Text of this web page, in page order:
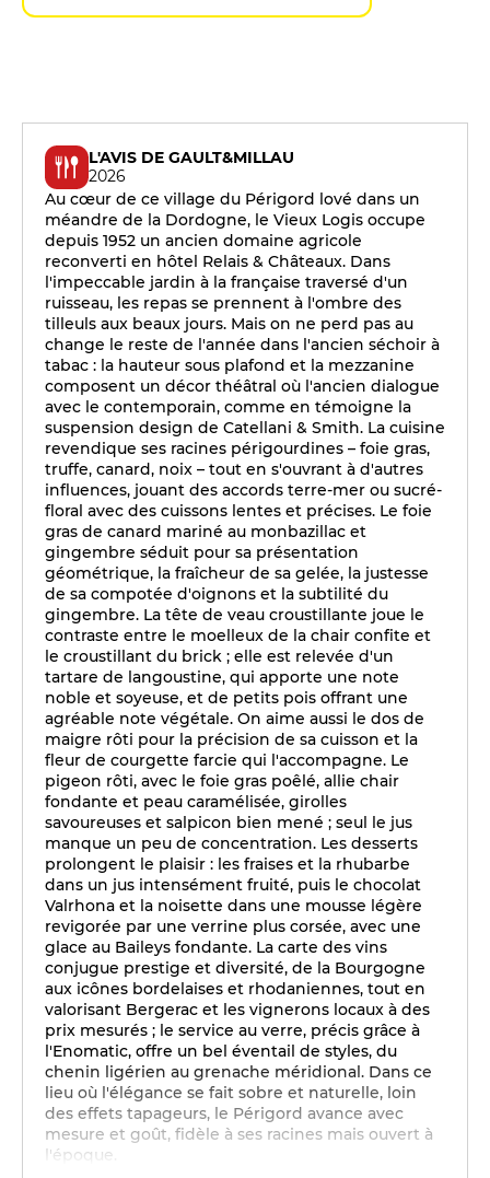
L'AVIS DE GAULT&MILLAU
2026
Au cœur de ce village du Périgord lové dans un
méandre de la Dordogne, le Vieux Logis occupe
depuis 1952 un ancien domaine agricole
reconverti en hôtel Relais & Châteaux. Dans
l'impeccable jardin à la française traversé d'un
ruisseau, les repas se prennent à l'ombre des
tilleuls aux beaux jours. Mais on ne perd pas au
change le reste de l'année dans l'ancien séchoir à
tabac : la hauteur sous plafond et la mezzanine
composent un décor théâtral où l'ancien dialogue
avec le contemporain, comme en témoigne la
suspension design de Catellani & Smith. La cuisine
revendique ses racines périgourdines – foie gras,
truffe, canard, noix – tout en s'ouvrant à d'autres
influences, jouant des accords terre-mer ou sucré-
floral avec des cuissons lentes et précises. Le foie
gras de canard mariné au monbazillac et
gingembre séduit pour sa présentation
géométrique, la fraîcheur de sa gelée, la justesse
de sa compotée d'oignons et la subtilité du
gingembre. La tête de veau croustillante joue le
contraste entre le moelleux de la chair confite et
le croustillant du brick ; elle est relevée d'un
tartare de langoustine, qui apporte une note
noble et soyeuse, et de petits pois offrant une
agréable note végétale. On aime aussi le dos de
maigre rôti pour la précision de sa cuisson et la
fleur de courgette farcie qui l'accompagne. Le
pigeon rôti, avec le foie gras poêlé, allie chair
fondante et peau caramélisée, girolles
savoureuses et salpicon bien mené ; seul le jus
manque un peu de concentration. Les desserts
prolongent le plaisir : les fraises et la rhubarbe
dans un jus intensément fruité, puis le chocolat
Valrhona et la noisette dans une mousse légère
revigorée par une verrine plus corsée, avec une
glace au Baileys fondante. La carte des vins
conjugue prestige et diversité, de la Bourgogne
aux icônes bordelaises et rhodaniennes, tout en
valorisant Bergerac et les vignerons locaux à des
prix mesurés ; le service au verre, précis grâce à
l'Enomatic, offre un bel éventail de styles, du
chenin ligérien au grenache méridional. Dans ce
lieu où l'élégance se fait sobre et naturelle, loin
des effets tapageurs, le Périgord avance avec
mesure et goût, fidèle à ses racines mais ouvert à
l'époque.